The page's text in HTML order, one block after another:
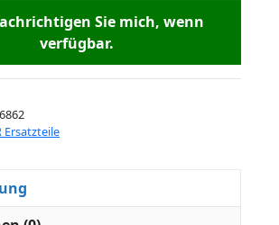
Sie mich, wenn
verfügbar.
6862
Ersatzteile